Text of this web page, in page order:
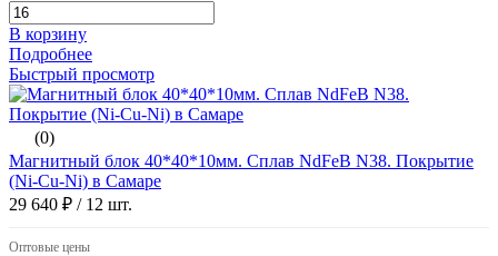
В корзину
Подробнее
Быстрый просмотр
(0)
Магнитный блок 40*40*10мм. Сплав NdFeB N38. Покрытие
(Ni-Cu-Ni) в Самаре
29 640 ₽ / 12 шт.
Оптовые цены